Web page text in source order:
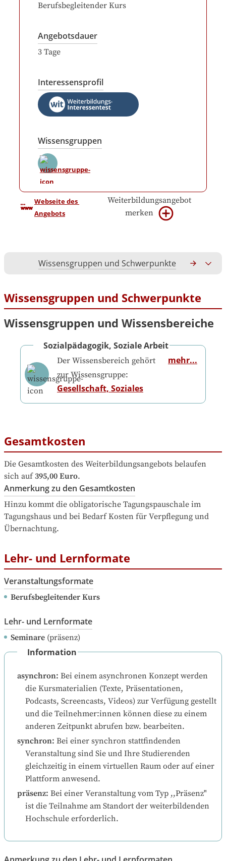
Berufsbegleitender Kurs
Angebotsdauer
3 Tage
Interessensprofil
Wissensgruppen
Webseite des
Angebots
Weiterbildungsangebot
merken
Wissensgruppen und Schwerpunkte
Wissensgruppen und Schwerpunkte
Wissensgruppen und Wissensbereiche
Sozialpädagogik, Soziale Arbeit
Der Wissensbereich gehört
zur Wissensgruppe:
Gesellschaft, Soziales
mehr...
Gesamtkosten
Die Gesamtkosten des Weiterbildungsangebots belaufen
sich auf 395,00 Euro.
Anmerkung zu den Gesamtkosten
Hinzu kommt die obligatorische Tagungspauschale im
Tagungshaus und bei Bedarf Kosten für Verpflegung und
Übernachtung.
Lehr- und Lernformate
Veranstaltungsformate
Berufsbegleitender Kurs
Lehr- und Lernformate
Seminare (präsenz)
Information
asynchron: Bei einem asynchronen Konzept werden
die Kursmaterialien (Texte, Präsentationen,
Podcasts, Screencasts, Videos) zur Verfügung gestellt
und die Teilnehmer:innen können diese zu einem
anderen Zeitpunkt abrufen bzw. bearbeiten.
synchron: Bei einer synchron stattfindenden
Veranstaltung sind Sie und Ihre Studierenden
gleichzeitig in einem virtuellen Raum oder auf einer
Plattform anwesend.
präsenz: Bei einer Veranstaltung vom Typ ,,Präsenz"
ist die Teilnahme am Standort der weiterbildenden
Hochschule erforderlich.